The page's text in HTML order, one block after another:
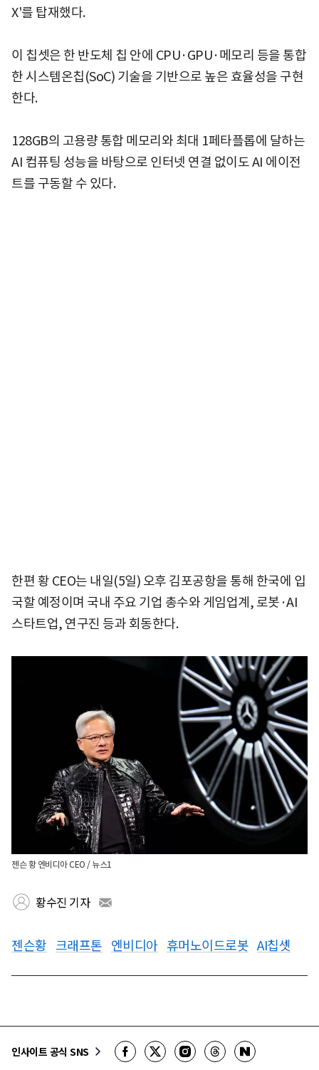
X'를 탑재했다.
이 칩셋은 한 반도체 칩 안에 CPU·GPU·메모리 등을 통합
한 시스템온칩(SoC) 기술을 기반으로 높은 효율성을 구현
한다.
128GB의 고용량 통합 메모리와 최대 1페타플롭에 달하는
AI 컴퓨팅 성능을 바탕으로 인터넷 연결 없이도 AI 에이전
트를 구동할 수 있다.
한편 황 CEO는 내일(5일) 오후 김포공항을 통해 한국에 입
국할 예정이며 국내 주요 기업 총수와 게임업계, 로봇·AI
스타트업, 연구진 등과 회동한다.
젠슨 황 엔비디아 CEO / 뉴스1
황수진 기자
젠슨황 크래프톤 엔비디아 휴머노이드로봇 AI칩셋
인사이트 공식 SNS